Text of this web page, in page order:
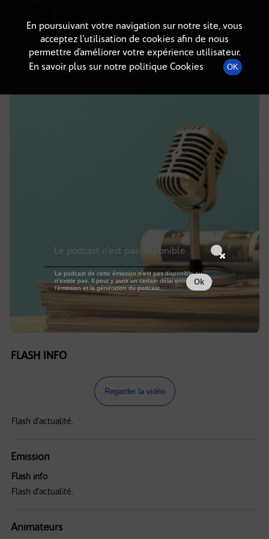
DÉTAILS DE L'ÉMISSION
FLASH INFO
Regarder la vidéo
Flash d'actualité.
Emission
Flash info
Flash d'actualité.
Animateurs
En poursuivant votre navigation sur notre site, vous
acceptez l’utilisation de cookies afin de nous
permettre d’améliorer votre expérience utilisateur.
En savoir plus sur notre politique Cookies
OK
Le podcast n'est pas disponible
Le podcast de cette émission n'est pas disponible ou
n'existe pas. Il peut y avoir un certain délai entre la fin de
l'émission et la génération du podcast.
Ok